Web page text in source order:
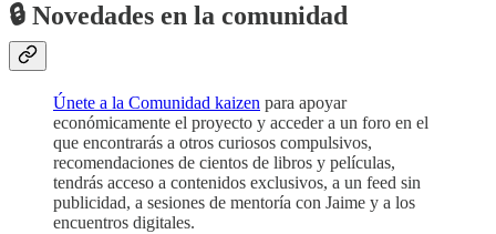
🔒 Novedades en la comunidad
Únete a la Comunidad kaizen para apoyar
económicamente el proyecto y acceder a un foro en el
que encontrarás a otros curiosos compulsivos,
recomendaciones de cientos de libros y películas,
tendrás acceso a contenidos exclusivos, a un feed sin
publicidad, a sesiones de mentoría con Jaime y a los
encuentros digitales.